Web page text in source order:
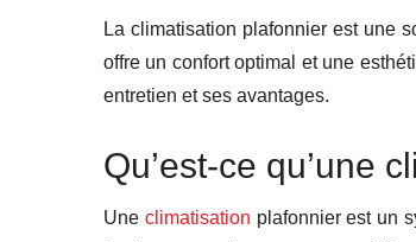
La climatisation plafonnier est une
offre un confort optimal et une
entretien et ses avantages.
Qu’est-ce qu’une
Une climatisation plafonnier est un